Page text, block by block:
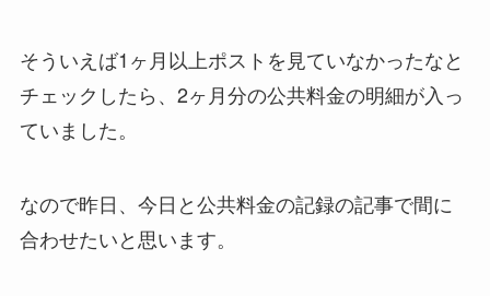
そういえば1ヶ月以上ポストを見ていなかったなと
チェックしたら、2ヶ月分の公共料金の明細が入っ
ていました。
なので昨日、今日と公共料金の記録の記事で間に
合わせたいと思います。